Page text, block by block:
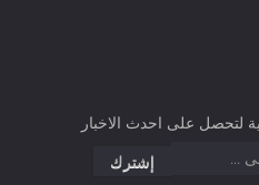
لتحصل على احدث الاخبار